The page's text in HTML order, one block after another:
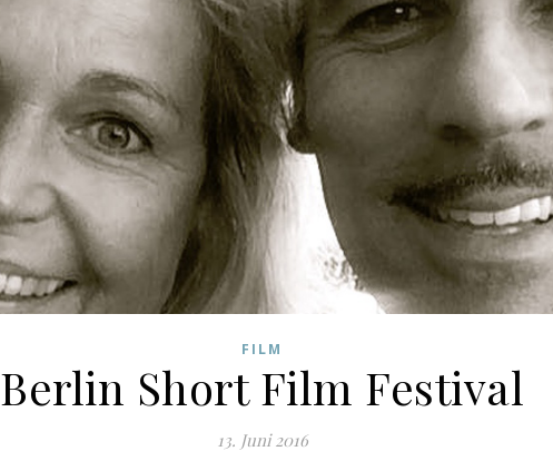
FILM
Berlin Short Film Festival
13. Juni 2016